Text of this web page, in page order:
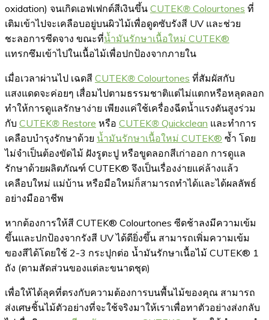
oxidation) จนเกิดเอฟเฟกต์สีเงินขึ้น CUTEK® Colourtones ที่
เติมเข้าไปจะเคลือบอยู่บนผิวไม้เพื่อดูดซับรังสี UV และช่วย
ชะลอการซีดจาง ขณะที่น้ำมันรักษาเนื้อใหม่ CUTEK®
แทรกซึมเข้าไปในเนื้อไม้เพื่อปกป้องจากภายใน
เมื่อเวลาผ่านไป เฉดสี CUTEK® Colourtones ที่สัมผัสกับ
แสงแดดจะค่อยๆ เสื่อมไปตามธรรมชาติแต่ไม่แตกหรือหลุดลอก
ทำให้การดูแลรักษาง่าย เพียงแค่ใช้เครื่องฉีดน้ำแรงดันสูงร่วม
กับ CUTEK® Restore หรือ CUTEK® Quickclean และทำการ
เคลือบบำรุงรักษาด้วย น้ำมันรักษาเนื้อใหม่ CUTEK® ซ้ำ โดย
ไม่จำเป็นต้องขัดไม้ ฝังรูตะปู หรือขูดลอกสีเก่าออก การดูแล
รักษาด้วยผลิตภัณฑ์ CUTEK® จึงเป็นเรื่องง่ายแค่ล้างแล้ว
เคลือบใหม่ แม่บ้าน หรือมือใหม่ก็สามารถทำได้และได้ผลลัพธ์
อย่างมืออาชีพ
หากต้องการให้สี CUTEK® Colourtones ซีดช้าลงมีความเข้ม
ขึ้นและปกป้องจากรังสี UV ได้ดียิ่งขึ้น สามารถเพิ่มความเข้ม
ของสีได้โดยใช้ 2-3 กระปุกต่อ น้ำมันรักษาเนื้อไม้ CUTEK® 1
ถัง (ตามสัดส่วนของแต่ละขนาดชุด)
เพื่อให้ได้ลุคที่ตรงกับความต้องการบนพื้นไม้ของคุณ สามารถ
ส่งเศษชิ้นไม้ตัวอย่างที่จะใช้จริงมาให้เราเพื่อทาตัวอย่างส่งกลับ